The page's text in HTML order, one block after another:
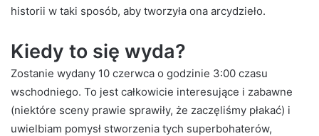
historii w taki sposób, aby tworzyła ona arcydzieło.
Kiedy to się wyda?
Zostanie wydany 10 czerwca o godzinie 3:00 czasu
wschodniego. To jest całkowicie interesujące i zabawne
(niektóre sceny prawie sprawiły, że zaczęliśmy płakać) i
uwielbiam pomysł stworzenia tych superbohaterów,